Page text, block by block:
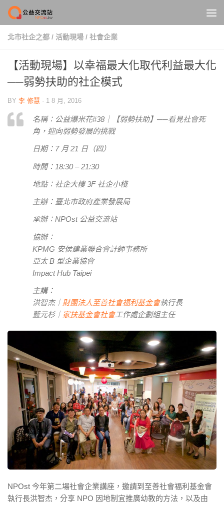
Skip to content
北市社企之都 / 活動現場 / 社會企業
【活動現場】以幸福最大化取代利益最大化
──弱勢扶助的社企模式
BY 李 修慧 · 1 8 月, 2016
名稱：公益爆米花#38｜【弱勢扶助】──看見社會死
角，迎向弱勢發展的挑戰
日期：7 月 21 日（四）
時間：18:30 – 21:30
地點：社企大樓 3F 社企小棧
主辦：臺北市政府產業發展局
承辦：NPOst 公益交流站
協辦：
KPMG 安侯建業聯合會計師事務所
亞太 B 型企業協會
Impact Hub Taipei
主講：
洪智杰｜ 財團法人至善社會福利基金會執行長
藍元杉｜ 家扶基金會社會工作處企劃組主任
NPOst 今年第二場社會企業講座，邀請到至善社會福利基金會
執行長洪智杰，分享 NPO 因地制宜推廣幼教的方法，以及由